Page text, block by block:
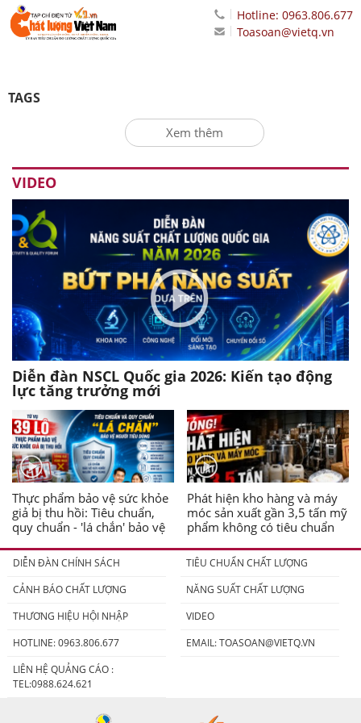
Hotline: 0963.806.677
Toasoan@vietq.vn
TAGS
Xem thêm
VIDEO
Diễn đàn NSCL Quốc gia 2026: Kiến tạo động
lực tăng trưởng mới
Thực phẩm bảo vệ sức khỏe
giả bị thu hồi: Tiêu chuẩn,
quy chuẩn - 'lá chắn' bảo vệ
Phát hiện kho hàng và máy
móc sản xuất gần 3,5 tấn mỹ
phẩm không có tiêu chuẩn
DIỄN ĐÀN CHÍNH SÁCH
TIÊU CHUẨN CHẤT LƯỢNG
CẢNH BÁO CHẤT LƯỢNG
NĂNG SUẤT CHẤT LƯỢNG
THƯƠNG HIỆU HỘI NHẬP
VIDEO
HOTLINE: 0963.806.677
EMAIL:TOASOAN@VIETQ.VN
LIÊN HỆ QUẢNG CÁO :
TEL:0988.624.621